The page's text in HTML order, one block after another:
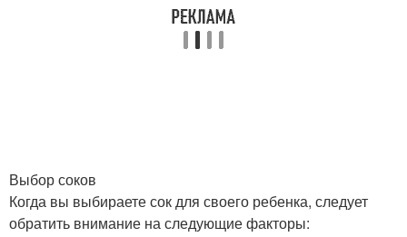
Выбор соков
Когда вы выбираете сок для своего ребенка, следует
обратить внимание на следующие факторы: